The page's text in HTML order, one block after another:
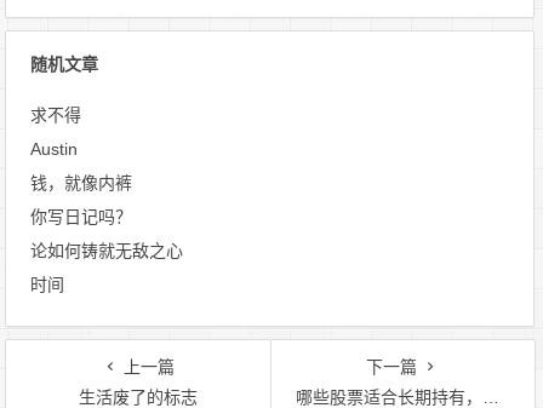
随机文章
求不得
Austin
钱，就像内裤
你写日记吗？
论如何铸就无敌之心
时间
上一篇
生活废了的标志
下一篇
哪些股票适合长期持有，且风险较小